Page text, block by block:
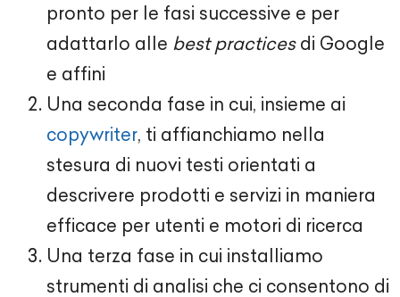
pronto per le fasi successive e per
adattarlo alle best practicesdi Google
e affini
Una seconda fase in cui, insieme ai
copywriter, ti affianchiamo nella
stesura di nuovi testi orientati a
descrivere prodotti e servizi in maniera
efficace per utenti e motori di ricerca
Una terza fase in cui installiamo
strumenti di analisi che ci consentono di